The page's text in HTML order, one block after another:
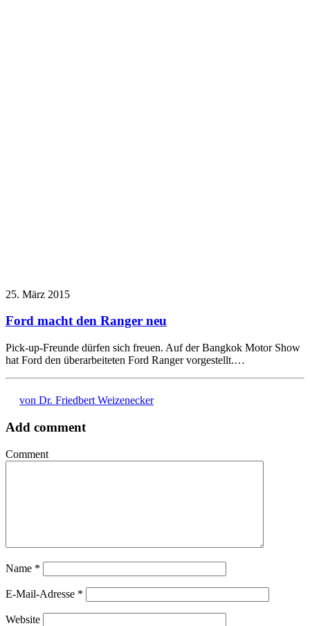
25. März 2015
Ford macht den Ranger neu
Pick-up-Freunde dürfen sich freuen. Auf der Bangkok Motor Show
hat Ford den überarbeiteten Ford Ranger vorgestellt.…
von Dr. Friedbert Weizenecker
Add comment
Comment
Name *
E-Mail-Adresse *
Website